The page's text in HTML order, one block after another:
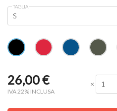
TAGLIA
26,00€
IVA 22% INCLUSA
×